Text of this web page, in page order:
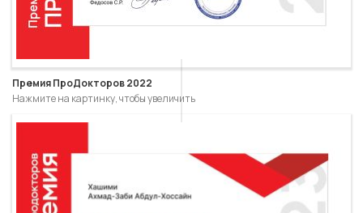
Премия ПроДокторов 2022
Нажмите на картинку, чтобы увеличить